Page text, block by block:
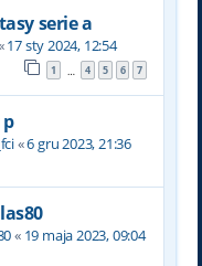
serie a
17 sty 2024, 12:54
1 … 4 5 6 7
«6 gru 2023, 21:36
« 19 maja 2023, 09:04